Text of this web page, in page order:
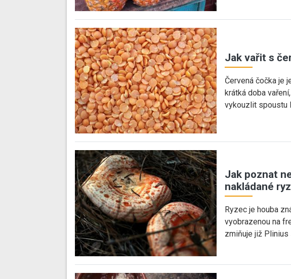
Jak vařit s
Červená čočka je
krátká doba
vykouzlit spoustu
Jak poznat
nakládané
Ryzec je houba
vyobrazenou na
zmiňuje již